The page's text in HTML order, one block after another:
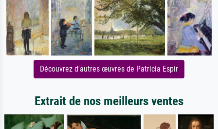
Découvrez d'autres œuvres de Patricia Espir
Extrait de nos meilleurs ventes